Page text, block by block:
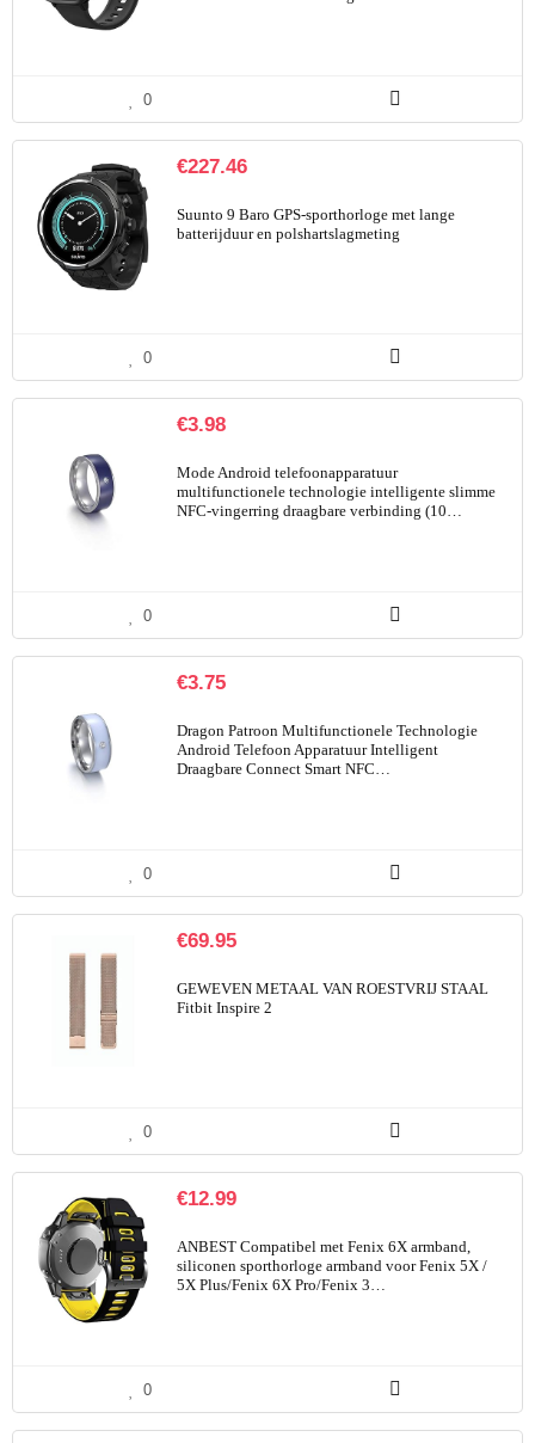
0
€227.46
Suunto 9 Baro GPS-sporthorloge met lange
batterijduur en polshartslagmeting
0
€3.98
Mode Android telefoonapparatuur
multifunctionele technologie intelligente slimme
NFC-vingerring draagbare verbinding (10…
0
€3.75
Dragon Patroon Multifunctionele Technologie
Android Telefoon Apparatuur Intelligent
Draagbare Connect Smart NFC…
0
€69.95
GEWEVEN METAAL VAN ROESTVRIJ STAAL
Fitbit Inspire 2
0
€12.99
ANBEST Compatibel met Fenix 6X armband,
siliconen sporthorloge armband voor Fenix 5X /
5X Plus/Fenix 6X Pro/Fenix 3…
0